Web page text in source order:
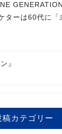
ターは60代に「
』
稿カテゴリー